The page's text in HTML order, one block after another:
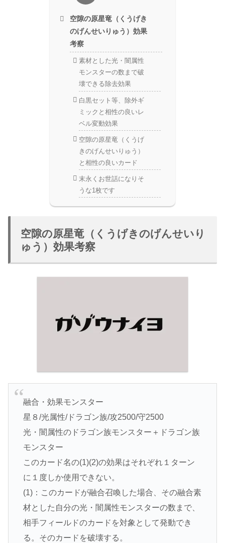
空隙の原星竜（くうげき
のげんせいりゅう）効果
考察
素材とした光・闇属性
モンスターの数まで破
壊できる除去効果
白黒セット等、除外ギ
ミックと相性の良いレ
ベル変動効果
空隙の原星竜（くうげ
きのげんせいりゅう）
と相性の良いカード
末永くお世話になりそ
うな1枚です
空隙の原星竜（くうげきのげんせいり
ゅう）効果考察
融合・効果モンスター
星８/光属性/ドラゴン族/攻2500/守2500
光・闇属性のドラゴン族モンスター＋ドラゴン族
モンスター
このカード名の(1)(2)の効果はそれぞれ１ターン
に１度しか使用できない。
(1)：このカードが融合召喚した場合、その融合素
材とした自分の光・闇属性モンスターの数まで、
相手フィールドのカードを対象として発動でき
る。そのカードを破壊する。